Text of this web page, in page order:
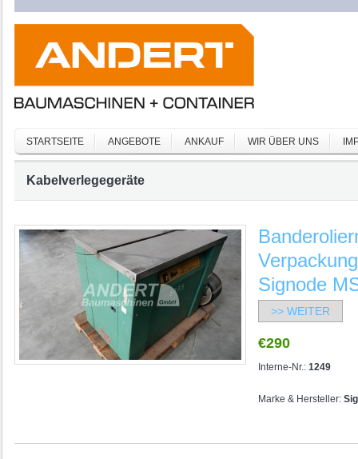
STARTSEITE ANGEBOTE ANKAUF WIR ÜBER UNS
Kabelverlegegeräte
Signode
>> WEITER
€290
Interne-Nr.: 1249
Marke & Hersteller: